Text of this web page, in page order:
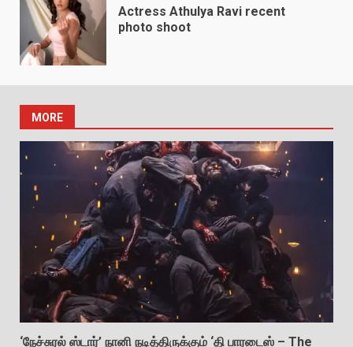
Actress Athulya Ravi recent
photo shoot
MORE
‘நேச்சுரல் ஸ்டார்’ நானி நடித்திருக்கும் ‘தி பாரடைஸ் – The